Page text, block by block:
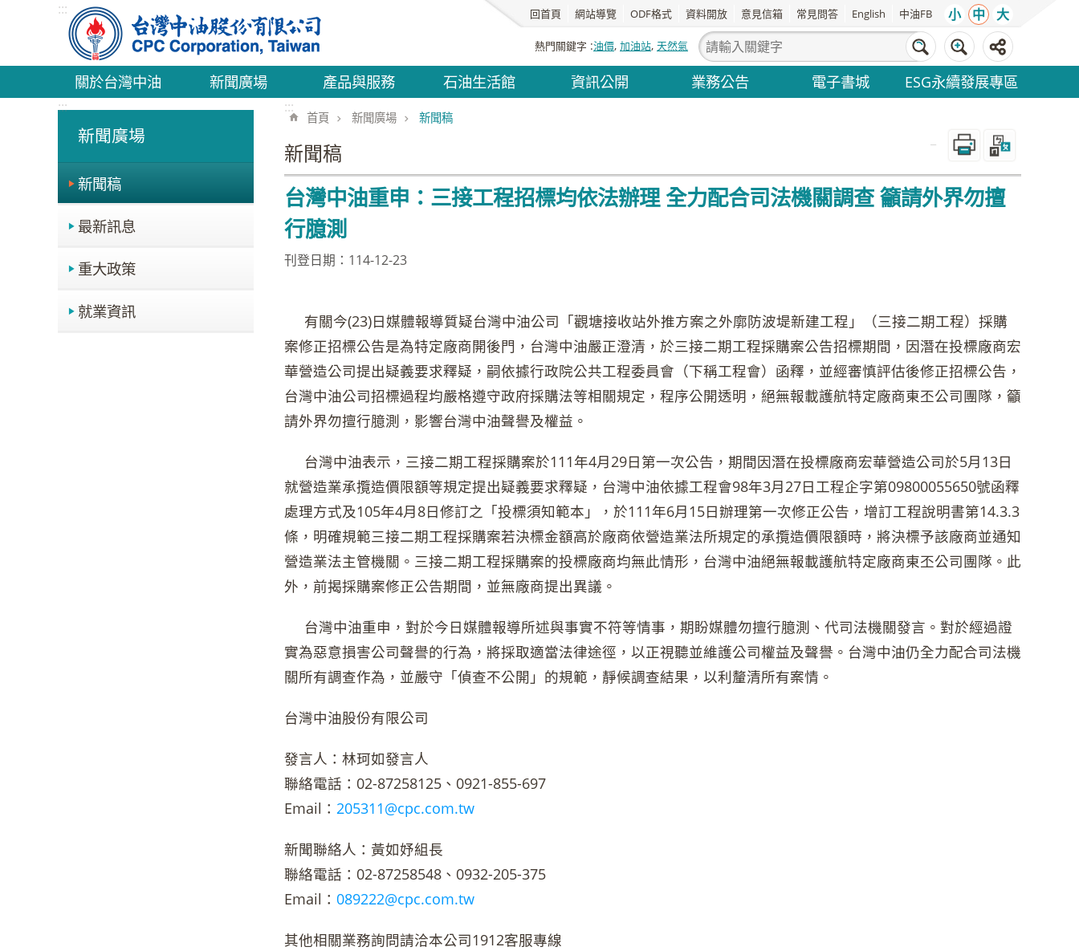
跳到主要內容區塊
::: 回首頁 網站導覽 ODF格式 資料開放 意見信箱 常見問答 English 中油FB 小 中 大
熱門關鍵字 油價 加油站 天然氣
關於台灣中油 新聞廣場 產品與服務 石油生活館 資訊公開 業務公告 電子書城 ESG永續發展專區
:::
新聞廣場
新聞稿
最新訊息
重大政策
就業資訊
:::
首頁 新聞廣場 新聞稿
新聞稿
台灣中油重申：三接工程招標均依法辦理 全力配合司法機關調查 籲請外界勿擅
行臆測
刊登日期：114-12-23
有關今(23)日媒體報導質疑台灣中油公司「觀塘接收站外推方案之外廓防波堤新建工程」（三接二期工程）採購
案修正招標公告是為特定廠商開後門，台灣中油嚴正澄清，於三接二期工程採購案公告招標期間，因潛在投標廠商宏
華營造公司提出疑義要求釋疑，嗣依據行政院公共工程委員會（下稱工程會）函釋，並經審慎評估後修正招標公告，
台灣中油公司招標過程均嚴格遵守政府採購法等相關規定，程序公開透明，絕無報載護航特定廠商東丕公司團隊，籲
請外界勿擅行臆測，影響台灣中油聲譽及權益。
台灣中油表示，三接二期工程採購案於111年4月29日第一次公告，期間因潛在投標廠商宏華營造公司於5月13日
就營造業承攬造價限額等規定提出疑義要求釋疑，台灣中油依據工程會98年3月27日工程企字第09800055650號函釋
處理方式及105年4月8日修訂之「投標須知範本」，於111年6月15日辦理第一次修正公告，增訂工程說明書第14.3.3
條，明確規範三接二期工程採購案若決標金額高於廠商依營造業法所規定的承攬造價限額時，將決標予該廠商並通知
營造業法主管機關。三接二期工程採購案的投標廠商均無此情形，台灣中油絕無報載護航特定廠商東丕公司團隊。此
外，前揭採購案修正公告期間，並無廠商提出異議。
台灣中油重申，對於今日媒體報導所述與事實不符等情事，期盼媒體勿擅行臆測、代司法機關發言。對於經過證
實為惡意損害公司聲譽的行為，將採取適當法律途徑，以正視聽並維護公司權益及聲譽。台灣中油仍全力配合司法機
關所有調查作為，並嚴守「偵查不公開」的規範，靜候調查結果，以利釐清所有案情。
台灣中油股份有限公司
發言人：林珂如發言人
聯絡電話：02-87258125、0921-855-697
Email： 205311@cpc.com.tw
新聞聯絡人：黃如妤組長
聯絡電話：02-87258548、0932-205-375
Email： 089222@cpc.com.tw
其他相關業務詢問請洽本公司1912客服專線